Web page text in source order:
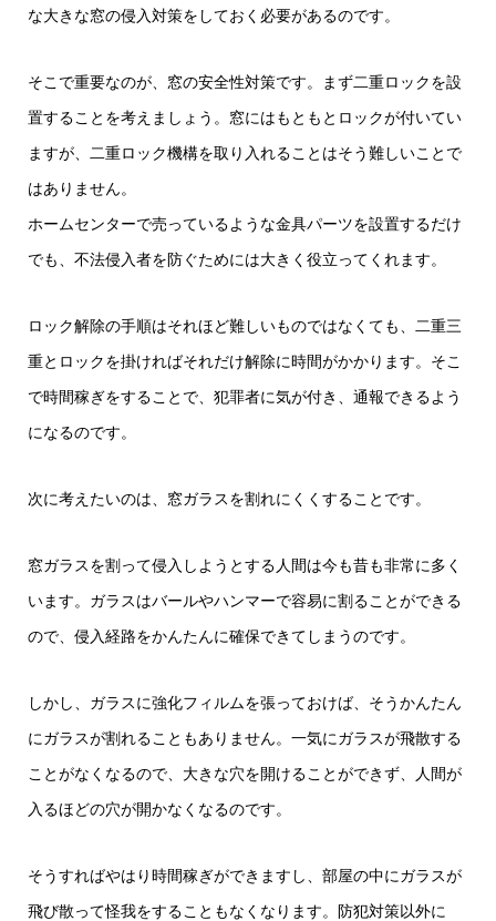
な大きな窓の侵入対策をしておく必要があるのです。
そこで重要なのが、窓の安全性対策です。まず二重ロックを設
置することを考えましょう。窓にはもともとロックが付いてい
ますが、二重ロック機構を取り入れることはそう難しいことで
はありません。
ホームセンターで売っているような金具パーツを設置するだけ
でも、不法侵入者を防ぐためには大きく役立ってくれます。
ロック解除の手順はそれほど難しいものではなくても、二重三
重とロックを掛ければそれだけ解除に時間がかかります。そこ
で時間稼ぎをすることで、犯罪者に気が付き、通報できるよう
になるのです。
次に考えたいのは、窓ガラスを割れにくくすることです。
窓ガラスを割って侵入しようとする人間は今も昔も非常に多く
います。ガラスはバールやハンマーで容易に割ることができる
ので、侵入経路をかんたんに確保できてしまうのです。
しかし、ガラスに強化フィルムを張っておけば、そうかんたん
にガラスが割れることもありません。一気にガラスが飛散する
ことがなくなるので、大きな穴を開けることができず、人間が
入るほどの穴が開かなくなるのです。
そうすればやはり時間稼ぎができますし、部屋の中にガラスが
飛び散って怪我をすることもなくなります。防犯対策以外に